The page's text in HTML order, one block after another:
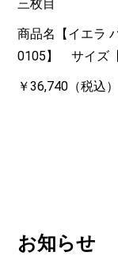
三枚目
商品名【イエラ
0105】 サイズ【
￥36,740（税込）
お知らせ